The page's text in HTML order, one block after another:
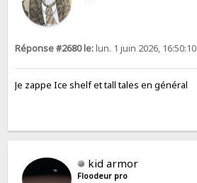
Réponse #2680 le:lun. 1 juin 2026, 16:50:10
Je zappe Ice shelf et tall tales en général
kid armor
Floodeur pro